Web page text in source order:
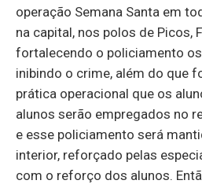
operação Semana Santa em
na capital, nos polos de Picos,
fortalecendo o policiamento
inibindo o crime, além do que
prática operacional que os
alunos serão empregados no
e esse policiamento será
interior, reforçado pelas
com o reforço dos alunos.